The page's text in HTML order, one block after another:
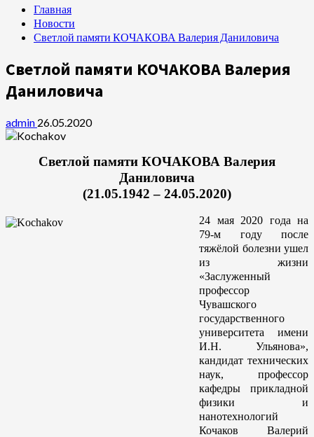
Главная
Новости
Светлой памяти КОЧАКОВА Валерия Даниловича
Светлой памяти КОЧАКОВА Валерия
Даниловича
admin 26.05.2020
Светлой памяти КОЧАКОВА Валерия
Даниловича
(21.05.1942 – 24.05.2020)
24 мая 2020 года на
79-м году после
тяжёлой болезни ушел
из жизни
«Заслуженный
профессор
Чувашского
государственного
университета имени
И.Н. Ульянова»,
кандидат технических
наук, профессор
кафедры прикладной
физики и
нанотехнологий
Кочаков Валерий